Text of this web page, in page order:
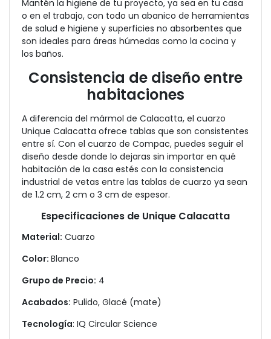
Mantén la higiene de tu proyecto, ya sea en tu casa
o en el trabajo, con todo un abanico de herramientas
de salud e higiene y superficies no absorbentes que
son ideales para áreas húmedas como la cocina y
los baños.
Consistencia de diseño entre
habitaciones
A diferencia del mármol de Calacatta, el cuarzo
Unique Calacatta ofrece tablas que son consistentes
entre sí. Con el cuarzo de Compac, puedes seguir el
diseño desde donde lo dejaras sin importar en qué
habitación de la casa estés con la consistencia
industrial de vetas entre las tablas de cuarzo ya sean
de 1.2 cm, 2 cm o 3 cm de espesor.
Especificaciones de Unique Calacatta
Material: Cuarzo
Color: Blanco
Grupo de Precio: 4
Acabados: Pulido, Glacé (mate)
Tecnología: IQ Circular Science